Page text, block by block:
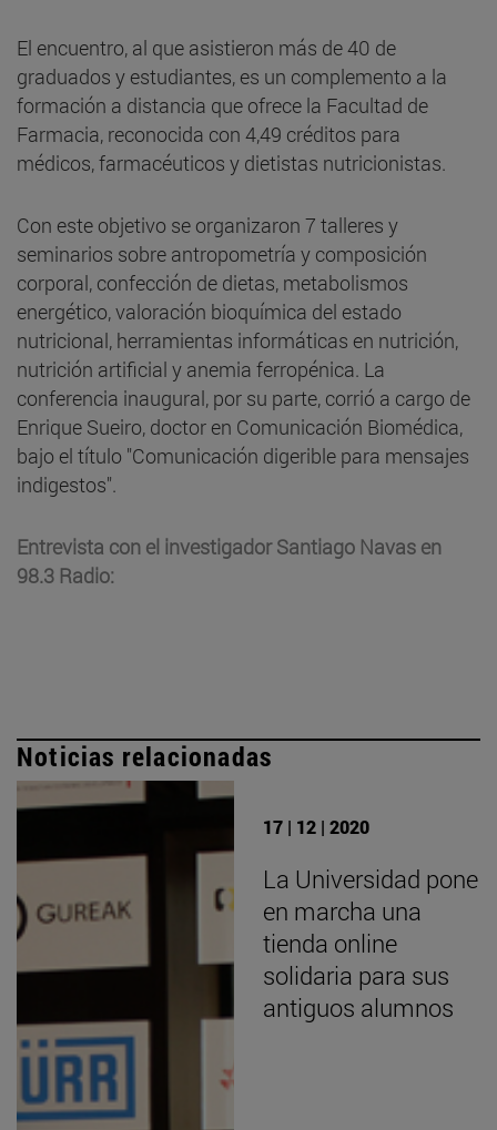
El encuentro, al que asistieron más de 40 de
graduados y estudiantes, es un complemento a la
formación a distancia que ofrece la Facultad de
Farmacia, reconocida con 4,49 créditos para
médicos, farmacéuticos y dietistas nutricionistas.
Con este objetivo se organizaron 7 talleres y
seminarios sobre antropometría y composición
corporal, confección de dietas, metabolismos
energético, valoración bioquímica del estado
nutricional, herramientas informáticas en nutrición,
nutrición artificial y anemia ferropénica. La
conferencia inaugural, por su parte, corrió a cargo de
Enrique Sueiro, doctor en Comunicación Biomédica,
bajo el título "Comunicación digerible para mensajes
indigestos".
Entrevista con el investigador Santiago Navas en
98.3 Radio:
Noticias relacionadas
17 | 12 | 2020
La Universidad pone
en marcha una
tienda online
solidaria para sus
antiguos alumnos